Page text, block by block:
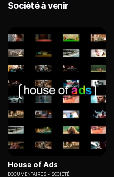
Société à venir
House of Ads
DOCUMENTAIRES SOCIÉTÉ